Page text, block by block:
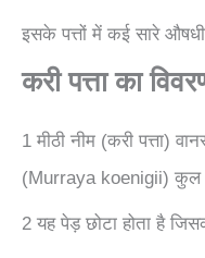
इसके पत्तों में कई सारे
करी पत्ता का
1 मीठी नीम (करी पत्ता)
(Murraya koenigii) कुल
2 यह पेड़ छोटा होता है